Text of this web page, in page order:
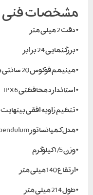
مشخصات فنی
• دقت 2 میلی متر
• بزرگنمایی 24 برابر
• مینیمم فوکوس 20 سانتی متر
• استاندارد محافظتی IPX6
• تنظیم زاویه افقی بینهایت
• مدل کمپانساتور pendulum
• وزن 1/5 کیلوگرم
•ارتفاع 140 میلی متر
• طول 214 میلی متر